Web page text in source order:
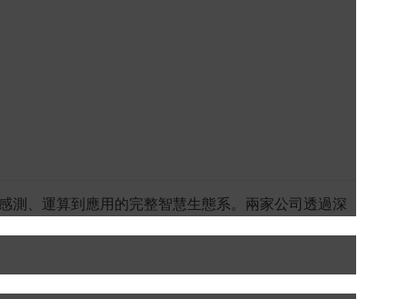
測、運算到應用的完整智慧生態系。兩家公司透過深